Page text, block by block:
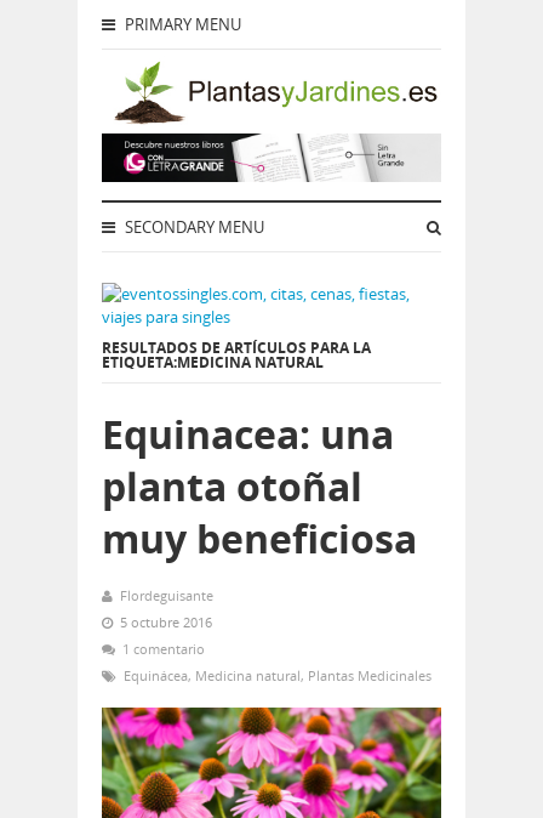
PRIMARY MENU
SECONDARY MENU
RESULTADOS DE ARTÍCULOS PARA LA
ETIQUETA:MEDICINA NATURAL
Equinacea: una
planta otoñal
muy beneficiosa
Flordeguisante
5 octubre 2016
1 comentario
Equinácea, Medicina natural, Plantas Medicinales